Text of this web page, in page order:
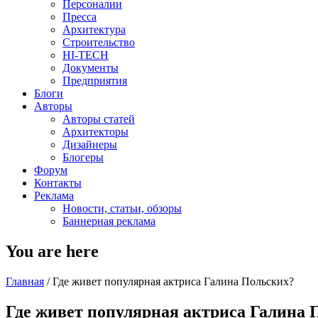
Персоналии
Пресса
Архитектура
Строительство
HI-TECH
Документы
Предприятия
Блоги
Авторы
Авторы статей
Архитекторы
Дизайнеры
Блогеры
Форум
Контакты
Реклама
Новости, статьи, обзоры
Баннерная реклама
You are here
Главная / Где живет популярная актриса Галина Польских?
Где живет популярная актриса Галина